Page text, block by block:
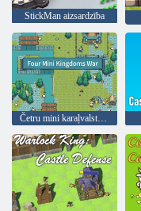
StickMan aizsardzība
Četru mini karaļvalstu karš